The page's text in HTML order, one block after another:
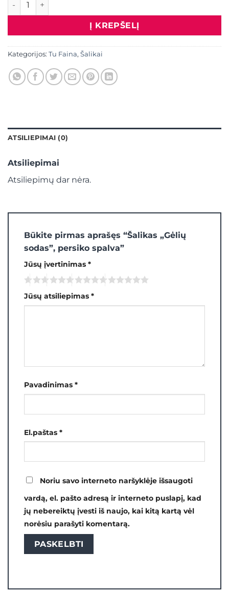
Į KREPŠELĮ
Kategorijos: Tu Faina, Šalikai
ATSILIEPIMAI (0)
Atsiliepimai
Atsiliepimų dar nėra.
Būkite pirmas aprašęs “Šalikas „Gėlių
sodas”, persiko spalva”
Jūsų įvertinimas *
Jūsų atsiliepimas *
Pavadinimas *
El.paštas *
Noriu savo interneto naršyklėje išsaugoti
vardą, el. pašto adresą ir interneto puslapį, kad
jų nebereiktų įvesti iš naujo, kai kitą kartą vėl
norėsiu parašyti komentarą.